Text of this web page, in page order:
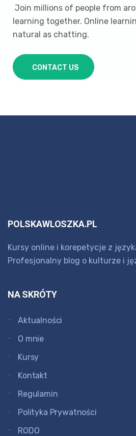
Join millions of people from
learning together. Online
natural as chatting.
CONTACT US
POLSKAWLOSZKA.PL
Kursy online i korepetycje z
Profesjonalny blog o kulturze i
NA SKRÓTY
Aktualności
O mnie
Kursy
Kontakt
Regulamin
Polityka Prywatności
RODO